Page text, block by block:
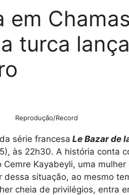
em
turca
Reprodução/Record
série francesa Le Bazar de
às 22h30. A história conta
Cemre Kayabeyli, uma
situação, ao mesmo
cheia de privilégios, entra